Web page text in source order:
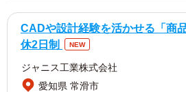
CADや設計経験を活かせる「商
休2日制
NEW
ジャニス工業株式会社
愛知県 常滑市